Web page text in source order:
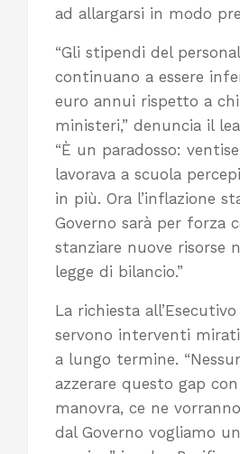
ad allargarsi in modo
“Gli stipendi del
continuano a essere
euro annui rispetto a
ministeri,” denuncia il
“È un paradosso:
lavorava a scuola
in più. Ora l’inflazione
Governo sarà per forza
stanziare nuove risorse
legge di bilancio.”
La richiesta
servono interventi
a lungo termine.
azzerare questo gap
manovra, ce ne
dal Governo vogliamo